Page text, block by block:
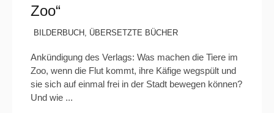
Zoo“
BILDERBUCH , ÜBERSETZTE BÜCHER
Ankündigung des Verlags: Was machen die Tiere im
Zoo, wenn die Flut kommt, ihre Käfige wegspült und
sie sich auf einmal frei in der Stadt bewegen können?
Und wie ...